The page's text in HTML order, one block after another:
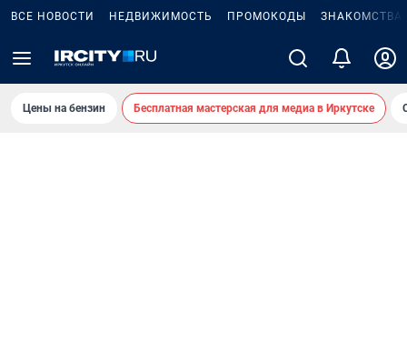
ВСЕ НОВОСТИ НЕДВИЖИМОСТЬ ПРОМОКОДЫ ЗНАКОМСТВА
Цены на бензин Бесплатная мастерская для медиа в Иркутске